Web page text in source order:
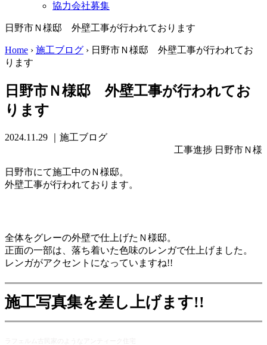
協力会社募集
日野市Ｎ様邸 外壁工事が行われております
Home › 施工ブログ › 日野市Ｎ様邸 外壁工事が行われてお
ります
日野市Ｎ様邸 外壁工事が行われてお
ります
2024.11.29
｜施工ブログ
工事進捗 日野市Ｎ様
日野市にて施工中のＮ様邸。
外壁工事が行われております。
全体をグレーの外壁で仕上げたＮ様邸。
正面の一部は、落ち着いた色味のレンガで仕上げました。
レンガがアクセントになっていますね!!
施工写真集を差し上げます!!